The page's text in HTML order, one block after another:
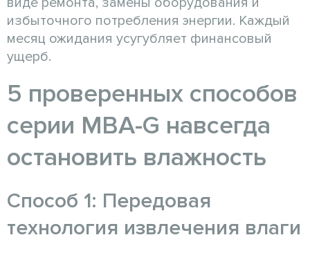
избыточного потребления энергии. Каждый
месяц ожидания усугубляет финансовый
ущерб.
5 проверенных способов
серии MBA-G навсегда
остановить влажность
Способ 1: Передовая
технология извлечения влаги